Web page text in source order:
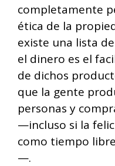
completamente
ética de la
existe una lista
el dinero es el
de dichos
que la gente
personas y
—incluso si la
como tiempo
—.